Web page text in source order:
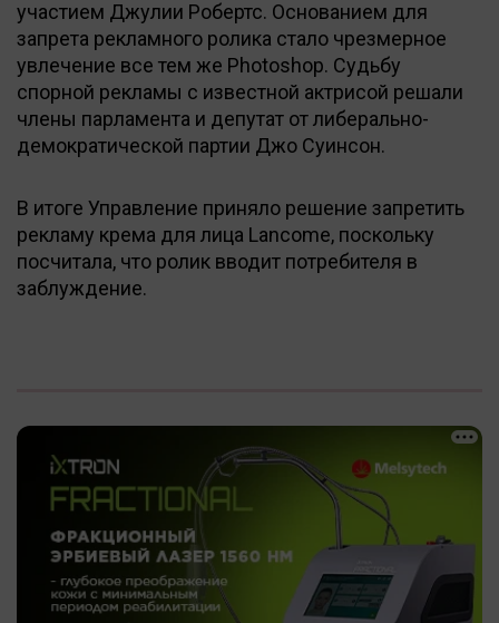
участием Джулии Робертс. Основанием для
запрета рекламного ролика стало чрезмерное
увлечение все тем же Photoshop. Судьбу
спорной рекламы с известной актрисой решали
члены парламента и депутат от либерально-
демократической партии Джо Суинсон.
В итоге Управление приняло решение запретить
рекламу крема для лица Lancome, поскольку
посчитала, что ролик вводит потребителя в
заблуждение.